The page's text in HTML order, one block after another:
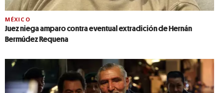
MÉXICO
Juez niega amparo contra eventual extradición de Hernán
Bermúdez Requena